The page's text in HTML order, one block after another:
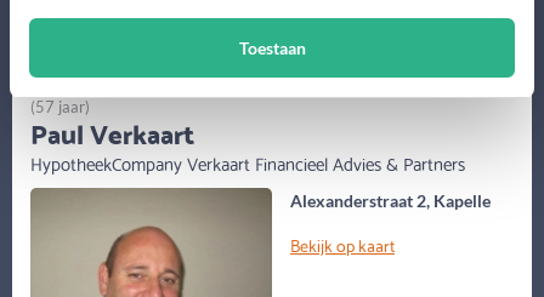
Toestaan
Meer informatie
Alexanderstraat 2, Kapelle
Bekijk op kaart
(57 jaar)
Paul Verkaart
HypotheekCompany Verkaart Financieel Advies & Partners